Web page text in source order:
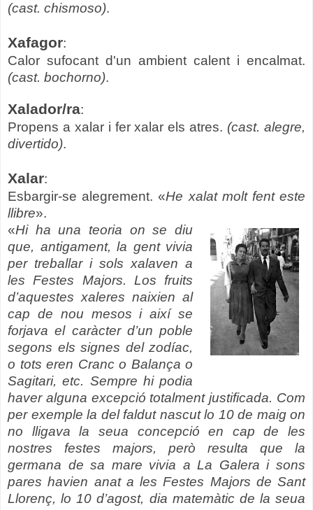
(cast. chismoso).
Xafagor:
Calor sufocant d'un ambient calent i encalmat.
(cast. bochorno).
Xalador/ra:
Propens a xalar i fer xalar els atres. (cast. alegre,
divertido).
Xalar:
Esbargir-se alegrement. «He xalat molt fent este
llibre».
«Hi ha una teoria on se diu
que, antigament, la gent vivia
per treballar i sols xalaven a
les Festes Majors. Los fruits
d’aquestes xaleres naixien al
cap de nou mesos i així se
forjava el caràcter d’un poble
segons els signes del zodíac,
o tots eren Cranc o Balança o
Sagitari, etc. Sempre hi podia
haver alguna excepció totalment justificada. Com
per exemple la del faldut nascut lo 10 de maig on
no lligava la seua concepció en cap de les
nostres festes majors, però resulta que la
germana de sa mare vivia a La Galera i sons
pares havien anat a les Festes Majors de Sant
Llorenç, lo 10 d’agost, dia matemàtic de la seua